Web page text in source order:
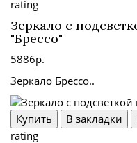
rating
Зеркало с
"Брессо"
5886р.
Зеркало Брессо..
Купить В закладки
rating